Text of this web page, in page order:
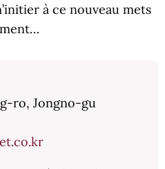
à ce nouveau mets
ro, Jongno-gu